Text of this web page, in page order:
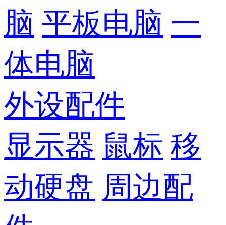
脑 平板电脑 一
体电脑
外设配件
显示器 鼠标 移
动硬盘 周边配